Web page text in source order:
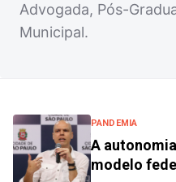
Advogada, Pós-
Municipal.
PANDEMIA
A
modelo